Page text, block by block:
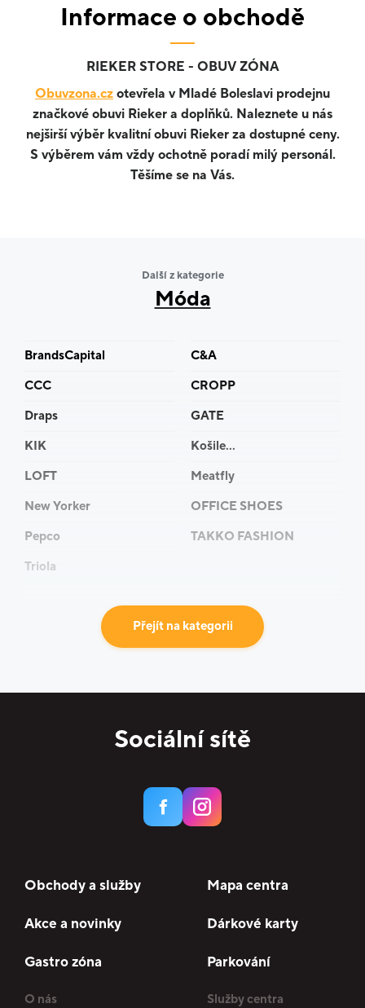
Informace o obchodě
RIEKER STORE - OBUV ZÓNA
Obuvzona.cz otevřela v Mladé Boleslavi prodejnu
značkové obuvi Rieker a doplňků. Naleznete u nás
nejširší výběr kvalitní obuvi Rieker za dostupné ceny.
S výběrem vám vždy ochotně poradí milý personál.
Těšíme se na Vás.
Další z kategorie
Móda
BrandsCapital
C&A
CCC
CROPP
Draps
GATE
KIK
Košile...
LOFT
Meatfly
New Yorker
OFFICE SHOES
Pepco
TAKKO FASHION
Triola
Přejít na kategorii
Sociální sítě
Obchody a služby Mapa centra
Akce a novinky Dárkové karty
Gastro zóna Parkování
O nás Služby centra